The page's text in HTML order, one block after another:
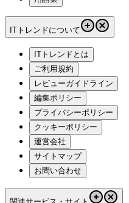
ITトレンドについて
ITトレンドとは
ご利用規約
レビューガイドライン
編集ポリシー
プライバシーポリシー
クッキーポリシー
運営会社
サイトマップ
お問い合わせ